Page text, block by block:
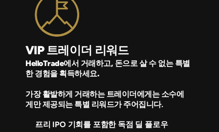
VIP 트레이더 리워드
HelloTrade에서 거래하고, 돈으로 살 수 없는 특별
한 경험을 획득하세요.
가장 활발하게 거래하는 트레이더에게는 소수에
게만 제공되는 특별 리워드가 주어집니다.
프리 IPO 기회를 포함한 독점 딜 플로우